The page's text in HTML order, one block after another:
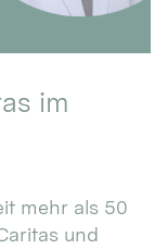
im
mehr als 50
und